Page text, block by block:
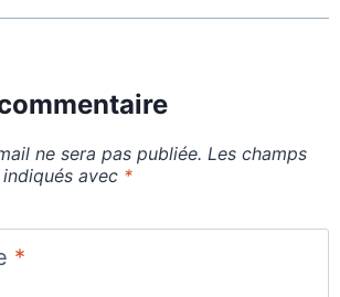
ne sera pas publiée. Les champs
avec *
*